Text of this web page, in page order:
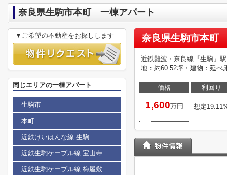
奈良県生駒市本町 一棟アパート
奈良県生駒市本町
近鉄難波・奈良線『生駒』
地：約60.52坪・建物：延
価格
1,600万円
利回り
想定
▼ご希望の不動産をお探しします
同じエリアの一棟アパート
生駒市
本町
近鉄けいはんな線 生駒
近鉄生駒ケーブル線 宝山寺
近鉄生駒ケーブル線 梅屋敷